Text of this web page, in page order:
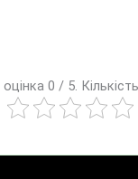
0 / 5.